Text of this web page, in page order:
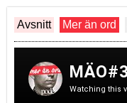
Avsnitt Mer än ord